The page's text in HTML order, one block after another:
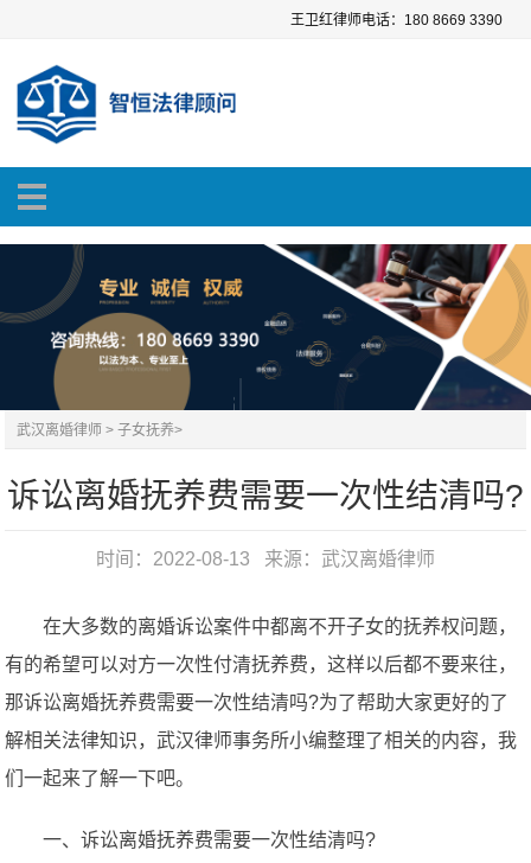
王卫红律师电话：180 8669 3390
武汉离婚律师 >子女抚养>
诉讼离婚抚养费需要一次性结清吗?
时间：2022-08-13 来源： 武汉离婚律师
在大多数的离婚诉讼案件中都离不开子女的抚养权问题，
有的希望可以对方一次性付清抚养费，这样以后都不要来往，
那诉讼离婚抚养费需要一次性结清吗?为了帮助大家更好的了
解相关法律知识，武汉律师事务所小编整理了相关的内容，我
们一起来了解一下吧。
一、诉讼离婚抚养费需要一次性结清吗?